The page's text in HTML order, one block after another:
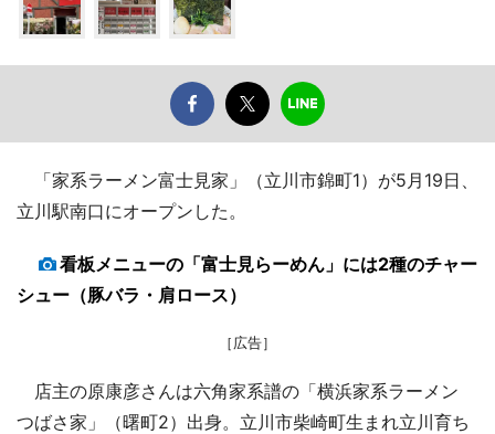
「家系ラーメン富士見家」（立川市錦町1）が5月19日、
立川駅南口にオープンした。
看板メニューの「富士見らーめん」には2種のチャー
シュー（豚バラ・肩ロース）
［広告］
店主の原康彦さんは六角家系譜の「横浜家系ラーメン
つばさ家」（曙町2）出身。立川市柴崎町生まれ立川育ち